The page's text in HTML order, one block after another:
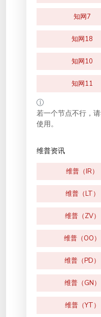
知网7
知网18
知网10
知网11
若一个节点不行，
使用。
维普资讯
维普（IR）
维普（LT）
维普（ZV）
维普（OO）
维普（PD）
维普（GN）
维普（YT）